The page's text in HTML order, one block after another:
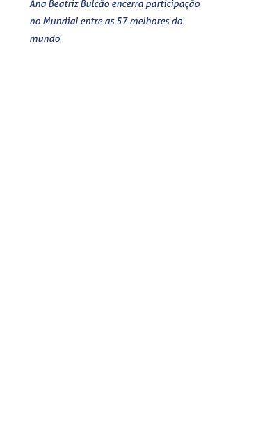
Ana Beatriz Bulcão encerra participação
no Mundial entre as 57 melhores do
mundo